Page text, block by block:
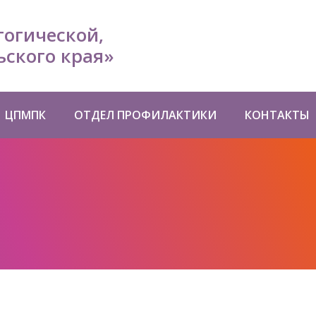
края»
ЦПМПК ОТДЕЛ ПРОФИЛАКТИКИ КОНТАКТЫ